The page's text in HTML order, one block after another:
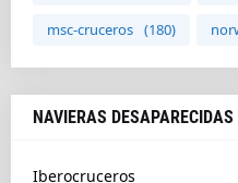
msc-cruceros (180)
NAVIERAS DESAPARECIDAS
Iberocruceros